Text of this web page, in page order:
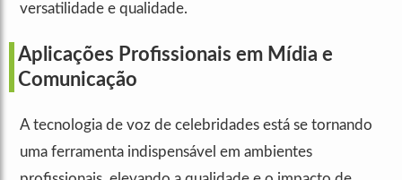
versatilidade e qualidade.
Aplicações Profissionais em Mídia e
Comunicação
A tecnologia de voz de celebridades está se tornando
uma ferramenta indispensável em ambientes